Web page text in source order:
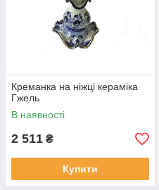
Креманка на ніжці кераміка
Гжель
В наявності
2 511 ₴
Купити